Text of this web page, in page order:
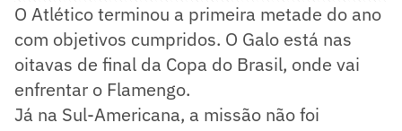
O Atlético terminou a primeira metade do ano
com objetivos cumpridos. O Galo está nas
oitavas de final da Copa do Brasil, onde vai
enfrentar o Flamengo.
Já na Sul-Americana, a missão não foi